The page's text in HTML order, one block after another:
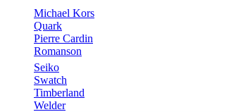
Michael Kors
Quark
Pierre Cardin
Romanson
Seiko
Swatch
Timberland
Welder